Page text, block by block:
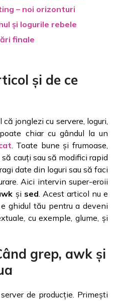
– noi orizonturi
și logurile rebele
finale
și de ce
jonglezi cu servere, loguri,
chiar cu gândul la un
. Toate bune și frumoase,
cauți sau să modifici rapid
date din loguri sau să faci
Aici intervin super-eroii
și sed . Acest articol nu e
ghidul tău pentru a deveni
cu exemple, glume, și
grep, awk și
de producție. Primești